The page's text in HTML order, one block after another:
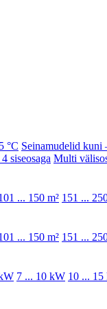
°C Seinamudelid kuni
siseosaga Multi
... 150 m² 151 ...
... 150 m² 151 ...
7 ... 10 kW 10 ... 15